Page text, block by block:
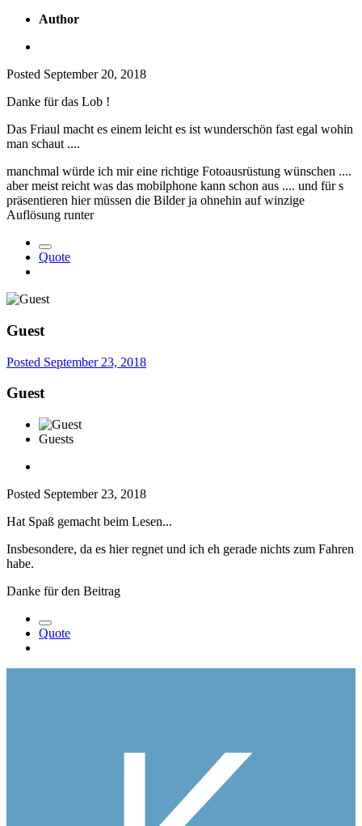
Author
Posted September 20, 2018
Danke für das Lob !
Das Friaul macht es einem leicht es ist wunderschön fast egal wohin
man schaut ....
manchmal würde ich mir eine richtige Fotoausrüstung wünschen ....
aber meist reicht was das mobilphone kann schon aus .... und für s
präsentieren hier müssen die Bilder ja ohnehin auf winzige
Auflösung runter
Quote
Guest
Posted September 23, 2018
Guest
Guests
Posted September 23, 2018
Hat Spaß gemacht beim Lesen...
Insbesondere, da es hier regnet und ich eh gerade nichts zum Fahren
habe.
Danke für den Beitrag
Quote